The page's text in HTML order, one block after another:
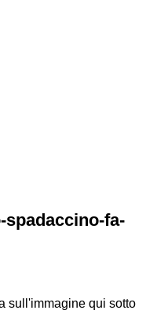
fa-
sull'immagine qui sotto